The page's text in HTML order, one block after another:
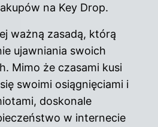
na Key Drop.
ważną zasadą, którą
ujawniania swoich
Mimo że czasami kusi
swoimi osiągnięciami i
doskonale
w internecie